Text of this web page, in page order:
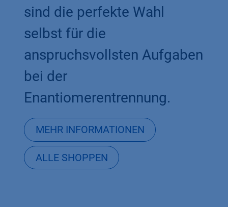
sind die perfekte Wahl
selbst für die
anspruchsvollsten Aufgaben
bei der
Enantiomerentrennung.
MEHR INFORMATIONEN
ALLE SHOPPEN